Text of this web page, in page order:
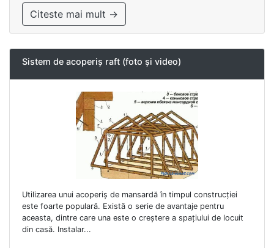
Citeste mai mult →
Sistem de acoperiș raft (foto și video)
Utilizarea unui acoperiș de mansardă în timpul construcției
este foarte populară. Există o serie de avantaje pentru
aceasta, dintre care una este o creștere a spațiului de locuit
din casă. Instalar...